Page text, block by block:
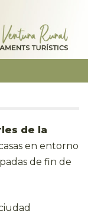
de la
en entorno
de fin de